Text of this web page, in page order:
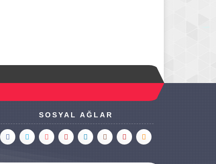
SOSYAL AĞLAR